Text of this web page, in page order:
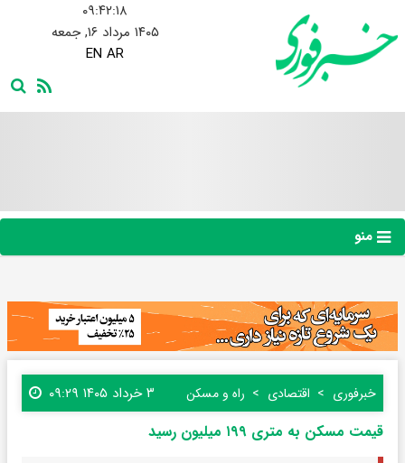
۰۹:۴۲:۱۹
۱۴۰۵ مرداد ۱۶, جمعه
EN AR
منو
خبرفوری اقتصادی راه و مسکن ۳ خرداد ۱۴۰۵ ۰۹:۲۹
قیمت مسکن به متری ۱۹۹ میلیون رسید